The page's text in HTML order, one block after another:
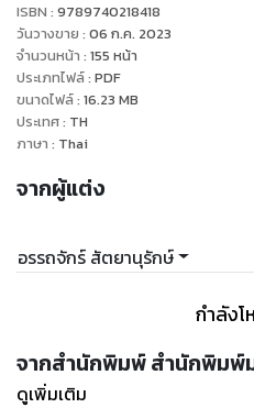
ISBN : 9789740218418
วันวางขาย : 06 ก.ค. 2023
จำนวนหน้า : 155 หน้า
ประเภทไฟล์: PDF
ขนาดไฟล์: 16.23 MB
ประเทศ: TH
ภาษา : Thai
จากผู้แต่ง
อรรถจักร์ สัตยานุรักษ์
กำลังโ
จากสำนักพิมพ์ สำนักพิมพ์
ดูเพิ่มเติม